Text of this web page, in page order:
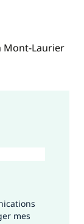
Mont-Laurier
mes